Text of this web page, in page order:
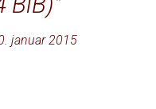
januar 2015